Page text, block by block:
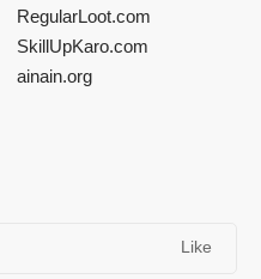
RegularLoot.com
SkillUpKaro.com
ainain.org
Like